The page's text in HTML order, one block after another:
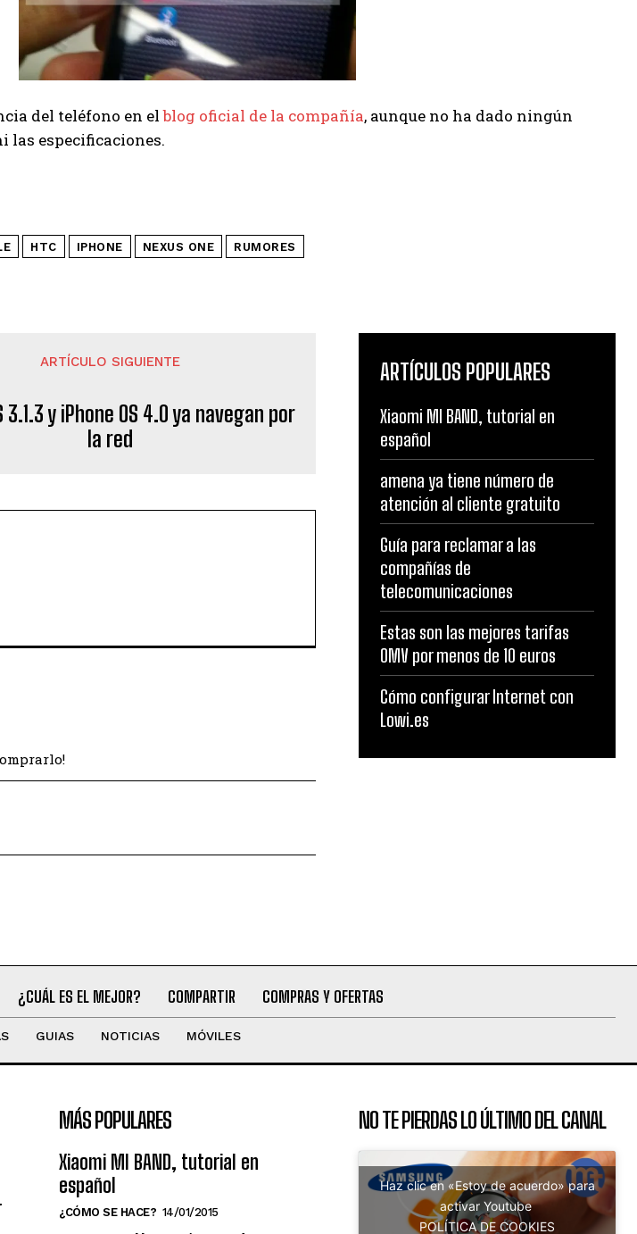
del teléfono en elblog oficial de la compañía, aunque no ha dado ningún
las especificaciones.
HTC IPHONE NEXUS ONE RUMORES
ARTÍCULO SIGUIENTE
3.1.3 y iPhone OS 4.0 ya navegan por
la red
ARTÍCULOS POPULARES
Xiaomi MI BAND, tutorial en
español
amena ya tiene número de
atención al cliente gratuito
Guía para reclamar a las
compañías de
telecomunicaciones
Estas son las mejores tarifas
OMV por menos de 10 euros
Cómo configurar Internet con
Lowi.es
¿CUÁL ES EL MEJOR? COMPARTIR COMPRAS Y OFERTAS
GUIAS NOTICIAS MÓVILES
MÁS POPULARES
Xiaomi MI BAND, tutorial en
español
¿CÓMO SE HACE? 14/01/2015
NO TE PIERDAS LO ÚLTIMO DEL CANAL
Haz clic en «Estoy de acuerdo» para
activar Youtube
POLÍTICA DE COOKIES